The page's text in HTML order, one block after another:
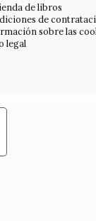
de libros
de
sobre las
legal